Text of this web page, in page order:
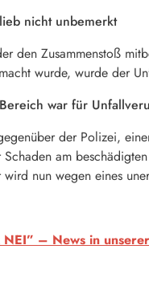
nicht unbemerkt
den Zusammenstoß
wurde, wurde der
war für
der Polizei,
am
nun wegen eines
NEI” – News in